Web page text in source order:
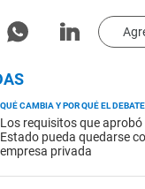
QUÉ CAMBIA Y POR QUÉ EL DEBATE
Los requisitos que aprobó
Estado pueda quedarse
empresa privada